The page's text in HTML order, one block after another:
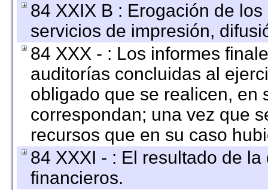
84 XXIX B : Erogación de
servicios de impresión,
84 XXX - : Los informes
auditorías concluidas al
obligado que se realicen, en
correspondan; una vez que
recursos que en su caso
84 XXXI - : El resultado de
financieros.